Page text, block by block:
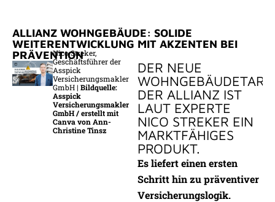
ALLIANZ WOHNGEBÄUDE: SOLIDE
WEITERENTWICKLUNG MIT AKZENTEN BEI
PRÄVENTION
Nico Streker,
Geschäftsführer der
Asspick
Versicherungsmakler
GmbH | Bildquelle:
Asspick
Versicherungsmakler
GmbH / erstellt mit
Canva von Ann-
Christine Tinsz
DER NEUE
WOHNGEBÄUDETARIF
DER ALLIANZ IST
LAUT EXPERTE
NICO STREKER EIN
MARKTFÄHIGES
PRODUKT.
Es liefert einen ersten
Schritt hin zu präventiver
Versicherungslogik.